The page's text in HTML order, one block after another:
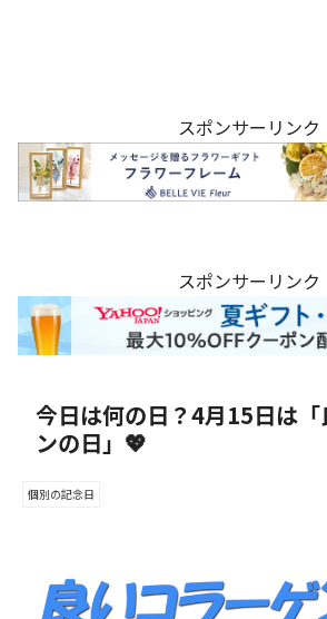
スポンサーリンク
スポンサーリンク
今日は何の日？4月15日は
ンの日」💖
個別の記念日